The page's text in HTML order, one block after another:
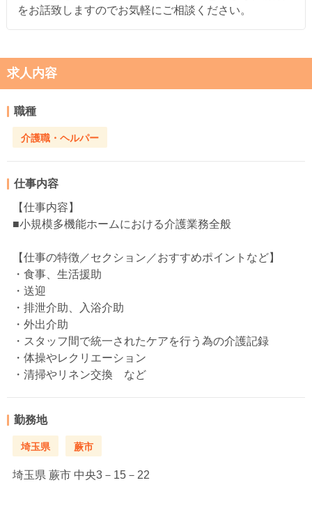
をお話致しますのでお気軽にご相談ください。
求人内容
職種
介護職・ヘルパー
仕事内容
【仕事内容】
■小規模多機能ホームにおける介護業務全般
【仕事の特徴／セクション／おすすめポイントなど】
・食事、生活援助
・送迎
・排泄介助、入浴介助
・外出介助
・スタッフ間で統一されたケアを行う為の介護記録
・体操やレクリエーション
・清掃やリネン交換 など
勤務地
埼玉県 蕨市
埼玉県 蕨市 中央3－15－22